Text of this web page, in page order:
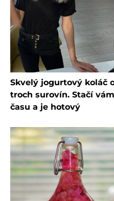
Skvelý jogurtový koláč
troch surovín. Stačí
času a je hotový